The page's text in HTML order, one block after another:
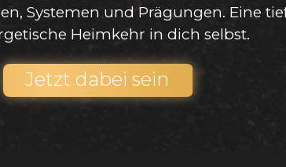
Systemen und Prägungen. Eine
Heimkehr in dich selbst.
Jetzt dabei sein